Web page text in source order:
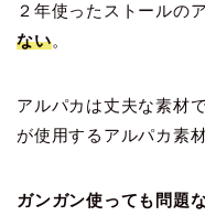
２年使ったストールの
ない。
アルパカは丈夫な素材
が使用するアルパカ素
ガンガン使っても問題